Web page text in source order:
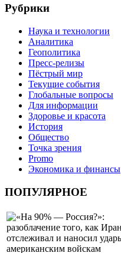
Рубрики
Наука и технологии
Аналитика
Геополитика
Пресс-релизы
Пёстрый мир
Текущие события
Глобальные вопросы
Для информации
Здоровье и красота
История
Общество
Точка зрения
Promo
Экономика и финансы
ПОПУЛЯРНОЕ